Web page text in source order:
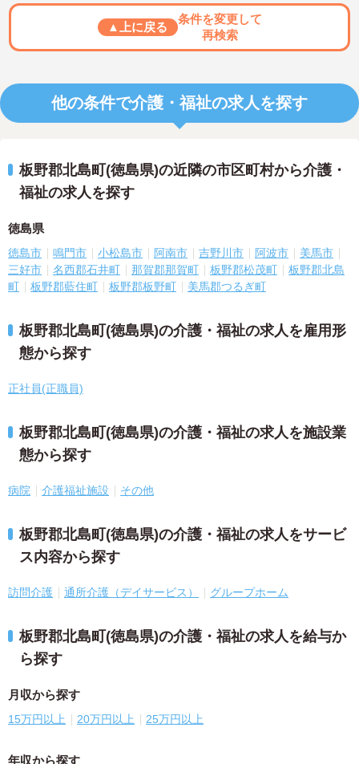
▲上に戻る
条件を変更して
再検索
他の条件で介護・福祉の求人を探す
板野郡北島町(徳島県)の近隣の市区町村から介護・
福祉の求人を探す
徳島県
徳島市 鳴門市 小松島市 阿南市 吉野川市 阿波市
美馬市
三好市
名西郡石井町 那賀郡那賀町 板野郡松茂町
板野郡北島
町
板野郡藍住町 板野郡板野町 美馬郡つるぎ町
板野郡北島町(徳島県)の介護・福祉の求人を雇用形
態から探す
正社員(正職員)
板野郡北島町(徳島県)の介護・福祉の求人を施設業
態から探す
病院 介護福祉施設 その他
板野郡北島町(徳島県)の介護・福祉の求人をサービ
ス内容から探す
訪問介護 通所介護（デイサービス） グループホーム
板野郡北島町(徳島県)の介護・福祉の求人を給与か
ら探す
月収から探す
15万円以上 20万円以上 25万円以上
年収から探す